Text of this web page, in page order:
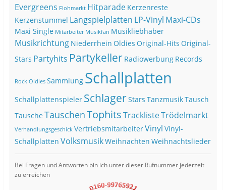
Evergreens Flohmarkt Hitparade Kerzenreste
Kerzenstummel Langspielplatten LP-Vinyl Maxi-CDs
Maxi Single Mitarbeiter Musikfan Musikliebhaber
Musikrichtung Niederrhein Oldies Original-Hits Original-
Stars Partyhits Partykeller Radiowerbung Records
Rock Oldies Sammlung Schallplatten
Schallplattenspieler SchlagerStars TanzmusikTausch
TauscheTauschenTophitsTracklisteTrödelmarkt
Verhandlungsgeschick VertriebsmitarbeiterVinyl Vinyl-
Schallplatten VolksmusikWeihnachten Weihnachtslieder
Bei Fragen und Antworten bin ich unter dieser Rufnummer jederzeit
zu erreichen